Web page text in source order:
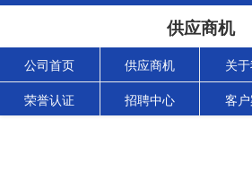
供应商机
公司首页 供应商机 关
荣誉认证 招聘中心 客户